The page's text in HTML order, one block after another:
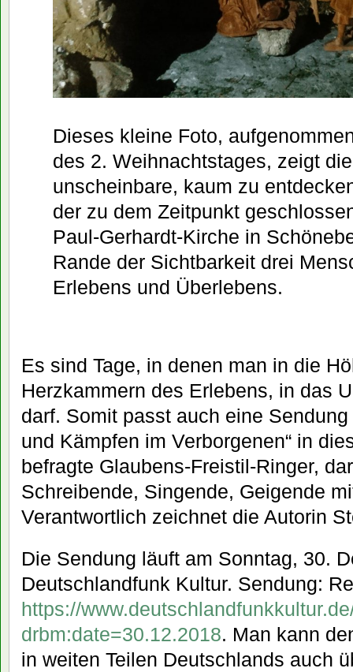
Dieses kleine Foto,
des 2. Weihnachtstages, zeigt
unscheinbare, kaum zu
der zu dem Zeitpunkt
Paul-Gerhardt-Kirche in
Rande der Sichtbarkeit drei
Erlebens und Überlebens.
Es sind Tage, in denen man in die
Herzkammern des Erlebens, in das
darf. Somit passt auch eine
und Kämpfen im Verborgenen“ in
befragte Glaubens-Freistil-Ringer,
Schreibende, Singende, Geigende
Verantwortlich zeichnet die Autorin
Die Sendung läuft am Sonntag, 30.
Deutschlandfunk Kultur. Sendung:
https://
drbm:date=30.12.2018. Man kann
in weiten Teilen Deutschlands auch